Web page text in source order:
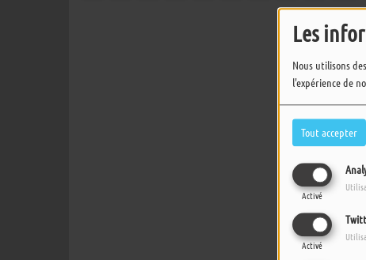
Les
Nous utilisons
l'expérience de
Tout accepter
Activé
Activé